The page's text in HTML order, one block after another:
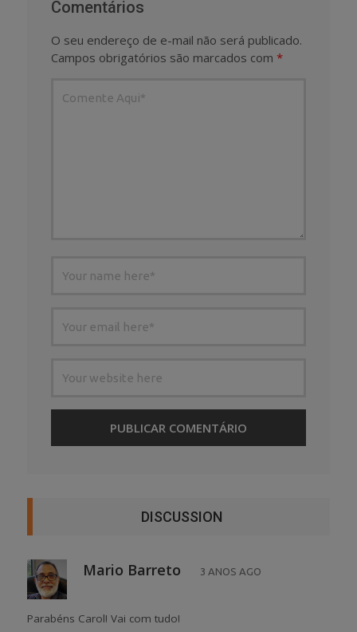
Comentários
O seu endereço de e-mail não será publicado.
Campos obrigatórios são marcados com *
DISCUSSION
Mario Barreto 3 ANOS AGO
Parabéns Carol! Vai com tudo!